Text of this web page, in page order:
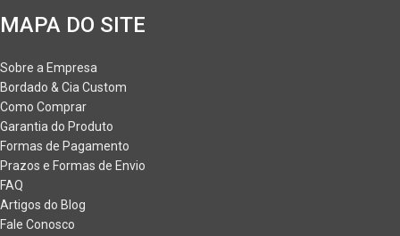
MAPA DO SITE
Sobre a Empresa
Bordado & Cia Custom
Como Comprar
Garantia do Produto
Formas de Pagamento
Prazos e Formas de Envio
FAQ
Artigos do Blog
Fale Conosco